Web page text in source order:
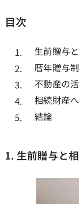
目次
生前贈与
暦年贈与
不動産の
相続財産
結論
1. 生前贈与と